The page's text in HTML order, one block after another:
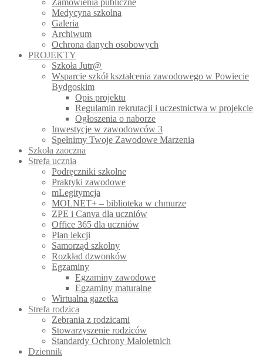
Zamówienia publiczne
Medycyna szkolna
Galeria
Archiwum
Ochrona danych osobowych
PROJEKTY
Szkoła Jutr@
Wsparcie szkół kształcenia zawodowego w Powiecie
Bydgoskim
Opis projektu
Regulamin rekrutacji i uczestnictwa w projekcie
Ogłoszenia o naborze
Inwestycje w zawodowców 3
Spełnimy Twoje Zawodowe Marzenia
Szkoła zaoczna
Strefa ucznia
Podręczniki szkolne
Praktyki zawodowe
mLegitymcja
MOLNET+ – biblioteka w chmurze
ZPE i Canva dla uczniów
Office 365 dla uczniów
Plan lekcji
Samorząd szkolny
Rozkład dzwonków
Egzaminy
Egzaminy zawodowe
Egzaminy maturalne
Wirtualna gazetka
Strefa rodzica
Zebrania z rodzicami
Stowarzyszenie rodziców
Standardy Ochrony Małoletnich
Dziennik